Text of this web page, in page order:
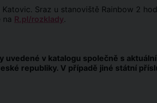
Katovic. Sraz u stanoviště Rainbow 2
na R.pl/rozklady.
uvedené v katalogu společně s
republiky. V případě jiné státní